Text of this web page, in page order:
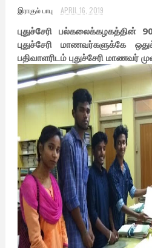
இராகுல் பாபு APRIL 16, 2019
புதுச்சேரி பல்கலைக்கழகத்தின்
புதுச்சேரி மாணவர்களுக்கே
பதிவாளரிடம் புதுச்சேரி